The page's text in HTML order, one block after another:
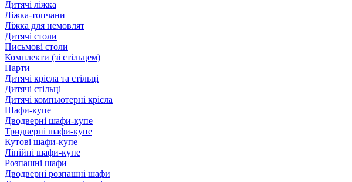
Дитячі ліжка
Ліжка-топчани
Ліжка для немовлят
Дитячі столи
Письмові столи
Комплекти (зі стільцем)
Парти
Дитячі крісла та стільці
Дитячі стільці
Дитячі компьютерні крісла
Шафи-купе
Дводверні шафи-купе
Тридверні шафи-купе
Кутові шафи-купе
Лінійні шафи-купе
Розпашні шафи
Дводверні розпашні шафи